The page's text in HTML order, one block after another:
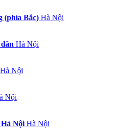
(phía Bắc) Hà Nội
Hà Nội
Hà Nội
Nội
Nội Hà Nội